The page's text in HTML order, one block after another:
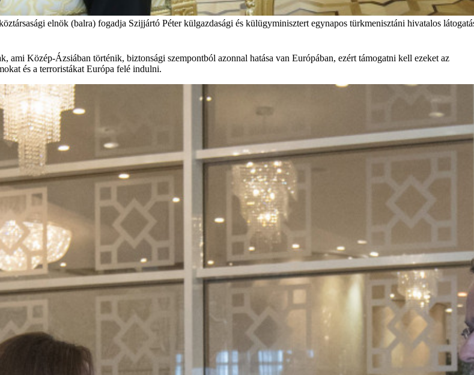
elnök (balra) fogadja Szijjártó Péter külgazdasági és külügyminisztert egynapos türkmenisztáni hivatalos
Közép-Ázsiában történik, biztonsági szempontból azonnal hatása van Európában, ezért támogatni kell ezeket az
és a terroristákat Európa felé indulni.